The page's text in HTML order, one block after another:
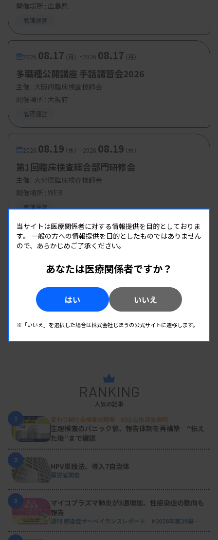
の自然の統合
アヴィ・サルカー博士 （国連ハビタット ラ
オス事務所長）
・基調講演3：ワンヘルス：指標化と社会価値創造
馬奈木俊介博士 （九州大学 主幹教授、都市
研究センター長）
・基調講演4：日本における薬剤耐性(AMR)への取
り組み：
ワンヘルスの視点から
菅井基行博士（国立健康危機管理研究機構
国立感染症研究所 薬剤耐性研究センター
・総合討論
【参加費・定員など】
・参加費：無料
・定 員：200 名
開催場所 : 広島県
管理運営
2026. 08.17（月） -2026. 08.17（月）
多職種公開講座 手話講習会2026
主催 : 大阪府臨床検査技師会
開催場所 : 大阪府
管理運営
2026. 08.19（水） -2026. 08.19（水）
第1回臨床検査総合部門研修会
主催 : 大分県臨床検査技師会
開催場所 : WEB
管理運営
RANKING
人気の記事
1
変わり続ける検査の現場 #32 山形済生病院
生理検査のパニック値、報告体制を再構築 “伝え
た後”まで確認
2
HPV単独法、導入7自治体
厚労省調査
3
マイコプラズマ肺炎が3週増加、性感染症の動向も
報告
週刊 感染症サーベイランスレポート #2026年第29週
当サイトは医療関係者に対する情報提供を目的としておりま
す。 一般の方への情報提供を目的としたものではありません
ので、あらかじめご了承ください。
あなたは医療関係者ですか？
はい いいえ
※「いいえ」を選択した場合は株式会社じほうの公式サイトに遷移します。